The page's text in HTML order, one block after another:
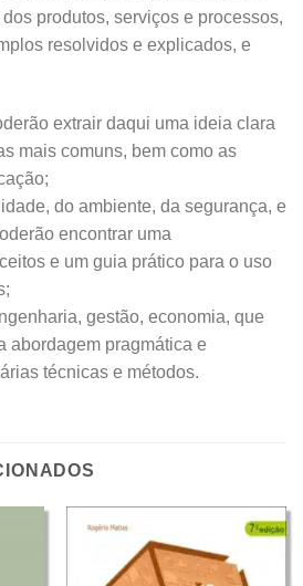
produtos, serviços e processos,
resolvidos e explicados, e
extrair daqui uma ideia clara
mais comuns, bem como as
do ambiente, da segurança, e
encontrar uma
e um guia prático para o uso
gestão, economia, que
abordagem pragmática e
técnicas e métodos.